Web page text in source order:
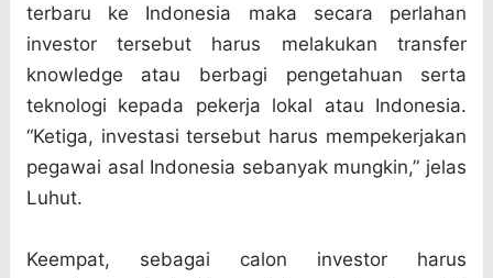
terbaru ke Indonesia maka secara perlahan
investor tersebut harus melakukan transfer
knowledge atau berbagi pengetahuan serta
teknologi kepada pekerja lokal atau Indonesia.
“Ketiga, investasi tersebut harus mempekerjakan
pegawai asal Indonesia sebanyak mungkin,” jelas
Luhut.
Keempat, sebagai calon investor harus